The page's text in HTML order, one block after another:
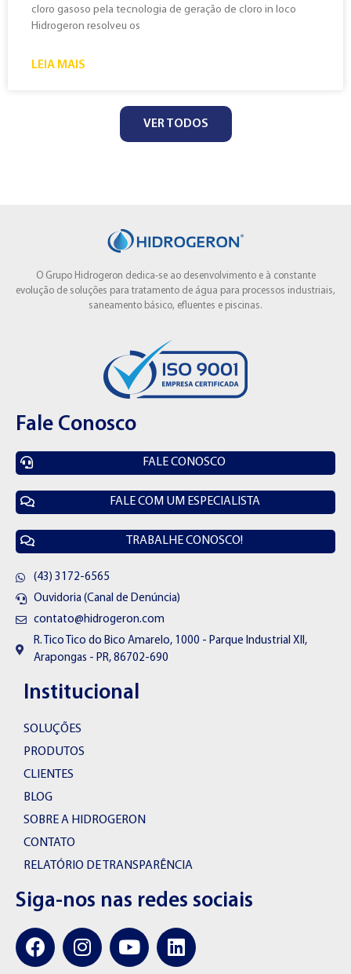
cloro gasoso pela tecnologia de geração de cloro in loco
Hidrogeron resolveu os
LEIA MAIS
VER TODOS
O Grupo Hidrogeron dedica-se ao desenvolvimento e à constante
evolução de soluções para tratamento de água para processos industriais,
saneamento básico, efluentes e piscinas.
Fale Conosco
FALE CONOSCO
FALE COM UM ESPECIALISTA
TRABALHE CONOSCO!
(43) 3172-6565
Ouvidoria (Canal de Denúncia)
contato@hidrogeron.com
R. Tico Tico do Bico Amarelo, 1000 - Parque Industrial XII,
Arapongas - PR, 86702-690
Institucional
SOLUÇÕES
PRODUTOS
CLIENTES
BLOG
SOBRE A HIDROGERON
CONTATO
RELATÓRIO DE TRANSPARÊNCIA
Siga-nos nas redes sociais